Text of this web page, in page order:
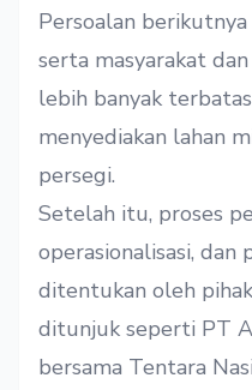
Persoalan
serta masyarakat
lebih banyak
menyediakan lahan
persegi.
Setelah itu, proses
operasionalisasi, dan
ditentukan oleh
ditunjuk seperti PT
bersama Tentara